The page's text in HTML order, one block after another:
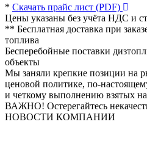
* Скачать прайс лист (PDF)
Цены указаны без учёта НДС и
** Бесплатная доставка при
топлива
Бесперебойные поставки
объекты
Мы заняли крепкие позиции на
ценовой политике, по-
и четкому выполнению взятых на
ВАЖНО! Остерегайтесь
НОВОСТИ КОМПАНИИ